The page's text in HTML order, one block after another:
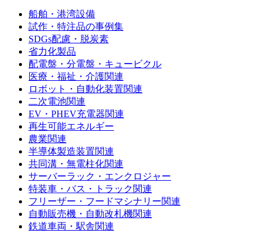
船舶・港湾設備
試作・特注品の事例集
SDGs配慮・脱炭素
省力化製品
配電盤・分電盤・キュービクル
医療・福祉・介護関連
ロボット・自動化装置関連
二次電池関連
EV・PHEV充電器関連
再生可能エネルギー
農業関連
半導体製造装置関連
共同溝・無電柱化関連
サーバーラック・エンクロジャー
特装車・バス・トラック関連
フリーザー・フードマシナリー関連
自動販売機・自動改札機関連
鉄道車両・駅舎関連